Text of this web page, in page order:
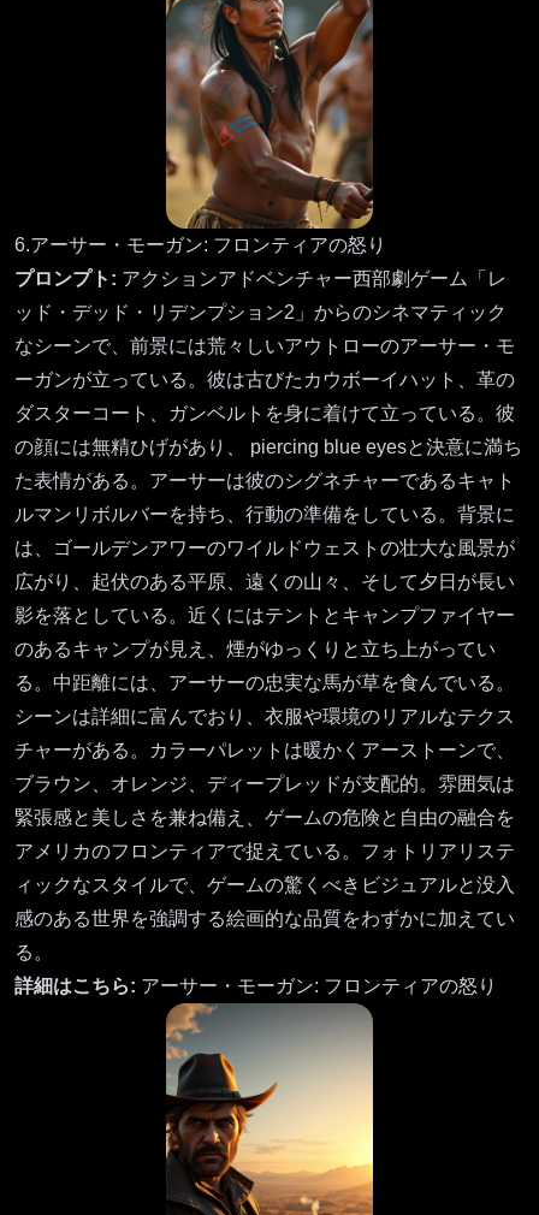
6.アーサー・モーガン: フロンティアの怒り
プロンプト: アクションアドベンチャー西部劇ゲーム「レ
ッド・デッド・リデンプション2」からのシネマティック
なシーンで、前景には荒々しいアウトローのアーサー・モ
ーガンが立っている。彼は古びたカウボーイハット、革の
ダスターコート、ガンベルトを身に着けて立っている。彼
の顔には無精ひげがあり、 piercing blue eyesと決意に満ち
た表情がある。アーサーは彼のシグネチャーであるキャト
ルマンリボルバーを持ち、行動の準備をしている。背景に
は、ゴールデンアワーのワイルドウェストの壮大な風景が
広がり、起伏のある平原、遠くの山々、そして夕日が長い
影を落としている。近くにはテントとキャンプファイヤー
のあるキャンプが見え、煙がゆっくりと立ち上がってい
る。中距離には、アーサーの忠実な馬が草を食んでいる。
シーンは詳細に富んでおり、衣服や環境のリアルなテクス
チャーがある。カラーパレットは暖かくアーストーンで、
ブラウン、オレンジ、ディープレッドが支配的。雰囲気は
緊張感と美しさを兼ね備え、ゲームの危険と自由の融合を
アメリカのフロンティアで捉えている。フォトリアリステ
ィックなスタイルで、ゲームの驚くべきビジュアルと没入
感のある世界を強調する絵画的な品質をわずかに加えてい
る。
詳細はこちら: アーサー・モーガン: フロンティアの怒り